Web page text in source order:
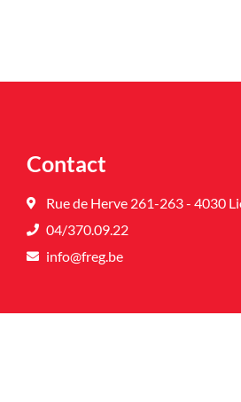
Contact
Rue de Herve 261-263 - 4030
04/370.09.22
info@freg.be